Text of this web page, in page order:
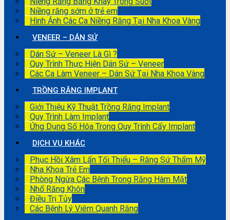
Niềng răng sớm ở trẻ em
Hình Ảnh Các Ca Niềng Răng Tại Nha Khoa Vàng
VENEER – DÁN SỨ
Dán Sứ – Veneer Là Gì ?
Quy Trình Thực Hiện Dán Sứ – Veneer
Các Ca Làm Veneer – Dán Sứ Tại Nha Khoa Vàng
TRỒNG RĂNG IMPLANT
Giới Thiệu Kỹ Thuật Trồng Răng Implant
Quy Trình Làm Implant
Ứng Dụng Số Hóa Trong Quy Trình Cấy Implant
DỊCH VỤ KHÁC
Phục Hồi Xâm Lấn Tối Thiểu – Răng Sứ Thẩm Mỹ
Nha Khoa Trẻ Em
Phòng Ngừa Các Bệnh Trong Răng Hàm Mặt
Nhổ Răng Khôn
Điều Trị Tủy
Các Bệnh Lý Viêm Quanh Răng